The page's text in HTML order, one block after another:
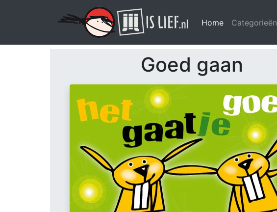
Home (huidige)
Categorieën
Goed gaan